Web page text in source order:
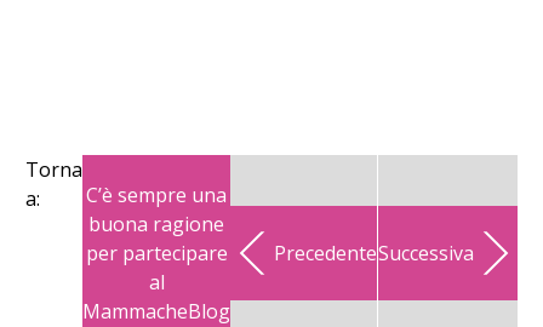
Torna
a:
C’è sempre una
buona ragione
per partecipare
al
MammacheBlog
PrecedenteSuccessiva